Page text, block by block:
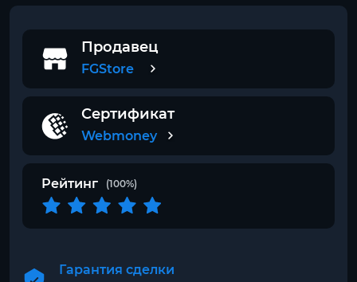
Продавец
FGStore
Сертификат
Webmoney
Рейтинг (100%)
Гарантия сделки